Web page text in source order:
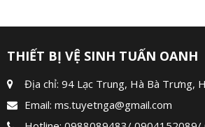
THIẾT BỊ VỆ SINH TUẤN OANH
Địa chỉ: 94 Lạc Trung, Hà Bà Trưng,
Email: ms.tuyetnga@gmail.com